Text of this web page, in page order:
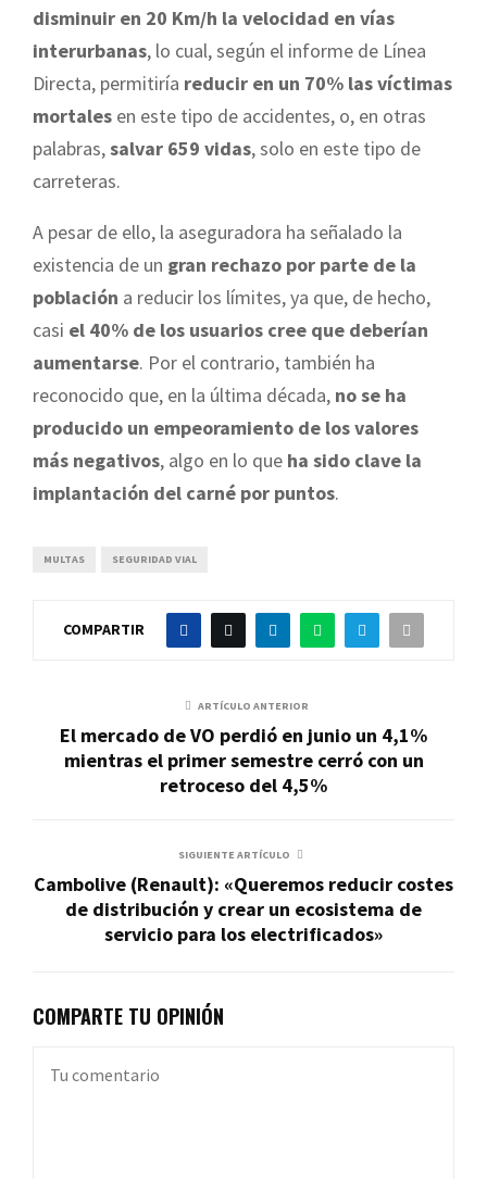
disminuir en 20 Km/h la velocidad en vías
interurbanas, lo cual, según el informe de Línea
Directa, permitiría reducir en un 70% las víctimas
mortales en este tipo de accidentes, o, en otras
palabras,salvar 659 vidas, solo en este tipo de
carreteras.
A pesar de ello, la aseguradora ha señalado la
existencia de un gran rechazo por parte de la
población a reducir los límites, ya que, de hecho,
casi el 40% de los usuarios cree que deberían
aumentarse. Por el contrario, también ha
reconocido que, en la última década, no se ha
producido un empeoramiento de los valores
más negativos, algo en lo que ha sido clave la
implantación del carné por puntos.
MULTAS SEGURIDAD VIAL
COMPARTIR
ARTÍCULO ANTERIOR
El mercado de VO perdió en junio un 4,1%
mientras el primer semestre cerró con un
retroceso del 4,5%
SIGUIENTE ARTÍCULO
Cambolive (Renault): «Queremos reducir costes
de distribución y crear un ecosistema de
servicio para los electrificados»
COMPARTE TU OPINIÓN